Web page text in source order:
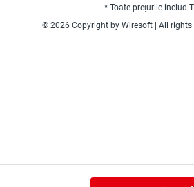
* Toate prețurile includ
© 2026 Copyright by Wiresoft | All rights